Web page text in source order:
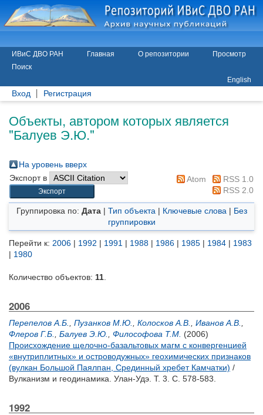
ИВиС ДВО РАН Главная О репозитории
Просмотр
Поиск
English
Вход Регистрация
Объекты, автором которых является
"Балуев Э.Ю."
На уровень вверх
Экспорт в
Atom
RSS 1.0
RSS 2.0
Группировка по: Дата| Тип объекта | Ключевые слова | Без
группировки
Перейти к: 2006 | 1992 | 1991 | 1988 | 1986 | 1985 | 1984 | 1983
| 1980
Количество объектов: 11
2006
Перепелов А.Б. Пузанков М.Ю. Колосков А.В. Иванов А.В.
Флеров Г.Б.
Балуев Э.Ю. Философова Т.М. (2006)
Происхождение щелочно-базальтовых магм с конвергенцией
«внутриплитных» и островодужных» геохимических признаков
(вулкан Большой Паялпан, Срединный хребет Камчатки) /
Вулканизм и геодинамика. Улан-Удэ. Т. 3. С. 578-583.
1992